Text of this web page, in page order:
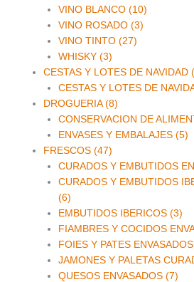
VINO BLANCO (10)
VINO ROSADO (3)
VINO TINTO (27)
WHISKY (3)
CESTAS Y LOTES DE NAVIDAD
CESTAS Y LOTES DE
DROGUERIA (8)
CONSERVACION DE
ENVASES Y EMBALAJES (5)
FRESCOS (47)
CURADOS Y EMBUTIDOS
CURADOS Y EMBUTIDOS
(6)
EMBUTIDOS IBERICOS (3)
FIAMBRES Y COCIDOS
FOIES Y PATES
JAMONES Y PALETAS
QUESOS ENVASADOS (7)